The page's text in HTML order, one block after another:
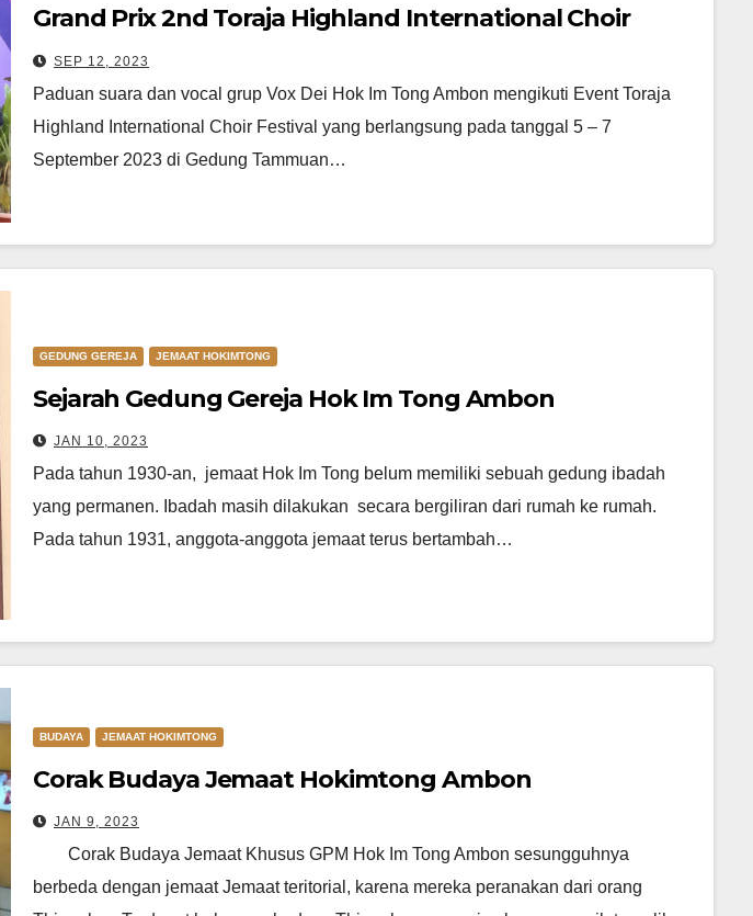
Grand Prix 2nd Toraja Highland International Choir
Festival (THICF) 2023
SEP 12, 2023
Paduan suara dan vocal grup Vox Dei Hok Im Tong Ambon mengikuti Event Toraja
Highland International Choir Festival yang berlangsung pada tanggal 5 – 7
September 2023 di Gedung Tammuan…
GEDUNG GEREJA JEMAAT HOKIMTONG
Sejarah Gedung Gereja Hok Im Tong Ambon
JAN 10, 2023
Pada tahun 1930-an, jemaat Hok Im Tong belum memiliki sebuah gedung ibadah
yang permanen. Ibadah masih dilakukan secara bergiliran dari rumah ke rumah.
Pada tahun 1931, anggota-anggota jemaat terus bertambah…
BUDAYA JEMAAT HOKIMTONG
Corak Budaya Jemaat Hokimtong Ambon
JAN 9, 2023
Corak Budaya Jemaat Khusus GPM Hok Im Tong Ambon sesungguhnya
berbeda dengan jemaat Jemaat teritorial, karena mereka peranakan dari orang